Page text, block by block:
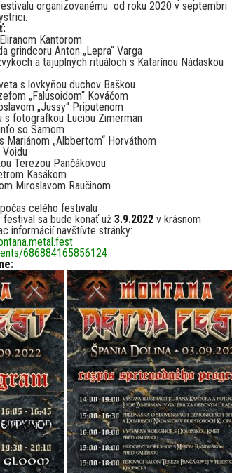
organizovanému od roku 2020 v septembri
Kantorom
grindcoru Anton „Lepra“ Varga
a tajuplných rituáloch s Katarínou Nádaskou
s lovkyňou duchov Baškou
„Falusoidom“ Kováčom
„Jussy“ Priputenom
fotografkou Luciou Zimerman
so Samom
„Albbertom“ Horváthom
Terezou Pančákovou
Kasákom
Miroslavom Raučinom
celého festivalu
sa bude konať už 3.9.2022 v krásnom
informácií navštívte stránky:
686884165856124